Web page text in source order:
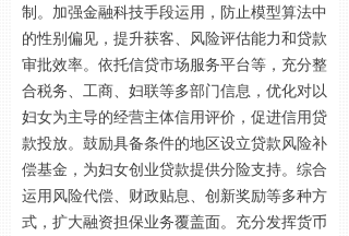
制。加强金融科技手段运用，防止模型算法中
的性别偏见，提升获客、风险评估能力和贷款
审批效率。依托信贷市场服务平台等，充分整
合税务、工商、妇联等多部门信息，优化对以
妇女为主导的经营主体信用评价，促进信用贷
款投放。鼓励具备条件的地区设立贷款风险补
偿基金，为妇女创业贷款提供分险支持。综合
运用风险代偿、财政贴息、创新奖励等多种方
式，扩大融资担保业务覆盖面。充分发挥货币